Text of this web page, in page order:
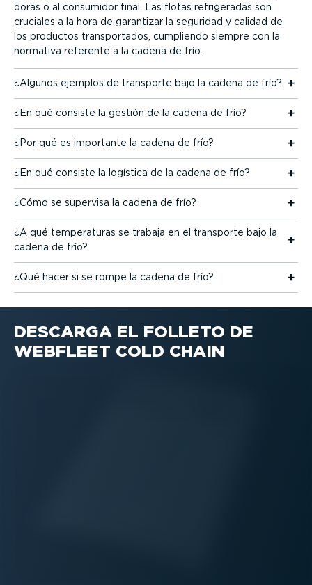
doras o al consumidor final. Las flotas refri­ge­radas son
cruciales a la hora de garantizar la seguridad y calidad de
los productos trans­por­tados, cumpliendo siempre con la
normativa referente a la cadena de frío.
¿Algunos ejemplos de transporte bajo la cadena de frío?
¿En qué consiste la gestión de la cadena de frío?
¿Por qué es importante la cadena de frío?
¿En qué consiste la logística de la cadena de frío?
¿Cómo se supervisa la cadena de frío?
¿A qué tempe­ra­turas se trabaja en el transporte bajo la
cadena de frío?
¿Qué hacer si se rompe la cadena de frío?
DESCARGA EL FOLLETO DE
WEBFLEET COLD CHAIN